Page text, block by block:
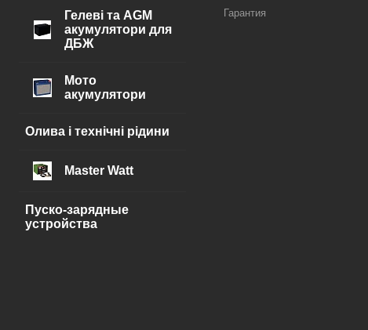
Гелеві та AGM
акумулятори для
ДБЖ
Мото
акумулятори
Олива і технічні рідини
Master Watt
Пуско-зарядные
устройства
Гарантия